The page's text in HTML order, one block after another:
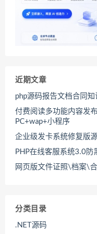
近期文章
php源码报告文档合同
付费阅读多功能内容发
PC+wap+小程序
企业级发卡系统修复版
PHP在线客服系统3.0防
网页版文件证照\档案\
分类目录
.NET源码